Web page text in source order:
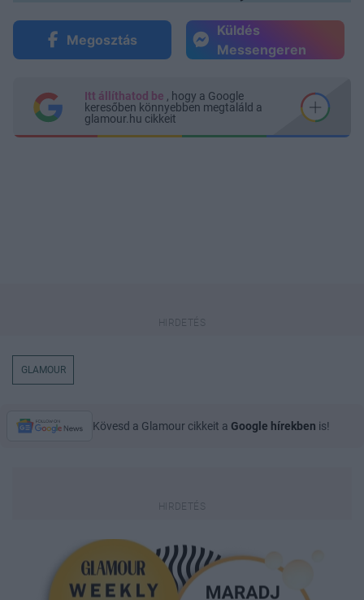
Megosztás
Küldés
Messengeren
Itt állíthatod be , hogy a Google
keresőben könnyebben megtaláld a
glamour.hu cikkeit
GLAMOUR
Kövesd a Glamour cikkeit a Google hírekben is!